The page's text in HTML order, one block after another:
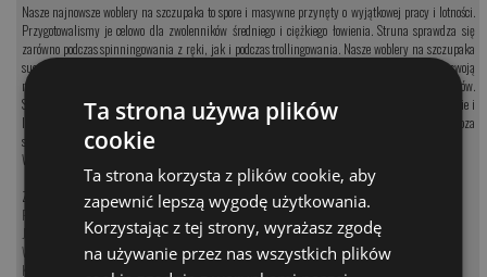
Nasze najnowsze woblery na szczupaka to spore i masywne przynęty o wyjątkowej pracy i lotności.
Przygotowalismy je celowo dla zwolenników średniego i ciężkiego łowienia. Struna sprawdza się
zarówno podczas spinningowania z ręki, jak i podczas trollingowania. Nasze woblery na szczupaka
sugerujemy prowadzić nieregularnie, ale maksymalnie wolno - wówczas pokazują swoją
najpiękniejszą, kolebiącą pracę, która szczególnie ceniona jest przez łowców wielkich szczupaków.
Struna to wobler, który powstał specjalnie na zamówienie wędkarzy łowiących w Mongolii tajmienie i
lenoki, został jednak szybko zweryfikowany przez fanów łowienia grubych szczupaków. Poza
szczupakami dobrze działa też na sandacze.
Wobler lekko pływający. Zbrojony w kotwice nr 2. Głębokość prowadzenia do 3 metrów.
Zobacz kategorię:
Przynęty na sandacza
Jerki na sandacza
Woblery na sandacza
Koguty na sandacza
Ta strona używa plików
cookie
Ta strona korzysta z plików cookie, aby
zapewnić lepszą wygodę użytkowania.
Korzystając z tej strony, wyrażasz zgodę
na używanie przez nas wszystkich plików